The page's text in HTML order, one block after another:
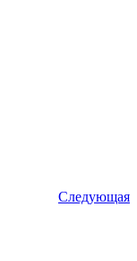
Следующая